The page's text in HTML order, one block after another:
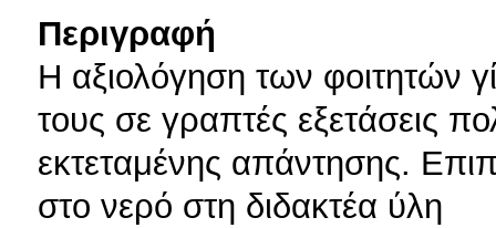
Περιγραφή
Η αξιολόγηση των φοιτητών
τους σε γραπτές εξετάσεις
εκτεταμένης απάντησης.
στο νερό στη διδακτέα ύλη